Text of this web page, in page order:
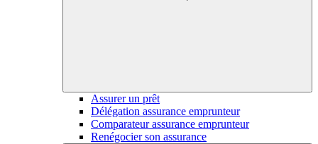
Assurer un prêt
Délégation assurance emprunteur
Comparateur assurance emprunteur
Renégocier son assurance